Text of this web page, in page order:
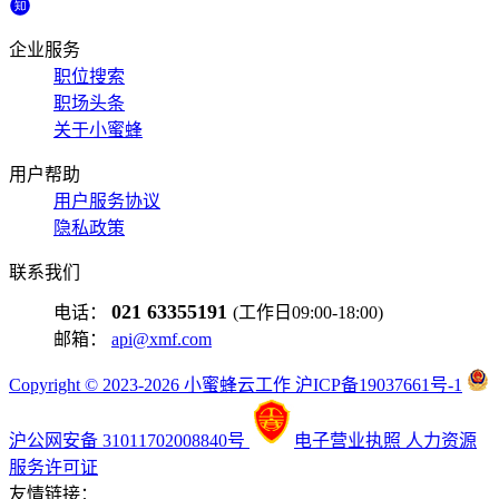
企业服务
职位搜索
职场头条
关于小蜜蜂
用户帮助
用户服务协议
隐私政策
联系我们
电话： 021 63355191 (工作日09:00-18:00)
邮箱： api@xmf.com
Copyright © 2023-2026 小蜜蜂云工作 沪ICP备19037661号-1
沪公网安备 31011702008840号 电子营业执照 人力资源
服务许可证
友情链接：